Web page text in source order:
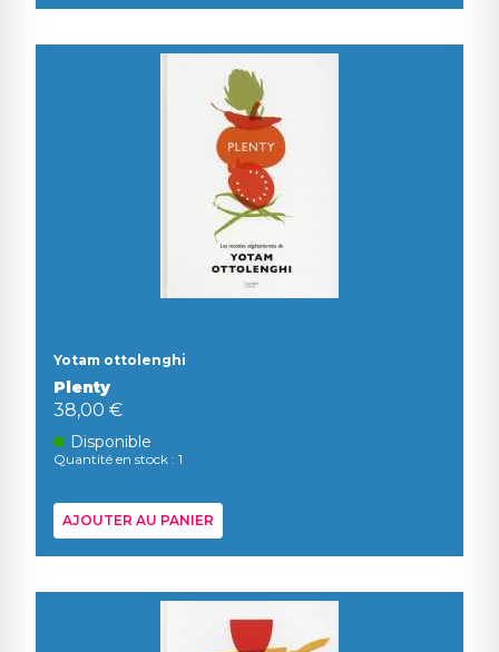
Yotam ottolenghi
Plenty
38,00 €
Disponible
Quantité en stock : 1
AJOUTER AU PANIER